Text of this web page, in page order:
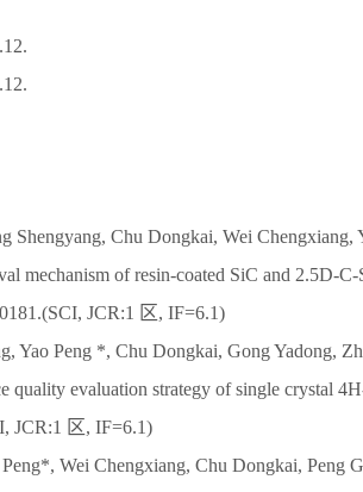
Shengyang, Chu Dongkai, Wei Chengxiang,
mechanism of resin-coated SiC and 2.5D-C-
JCR:1 区, IF=6.1)
Yao Peng *, Chu Dongkai, Gong Yadong,
quality evaluation strategy of single crystal
JCR:1 区, IF=6.1)
Wei Chengxiang, Chu Dongkai, Peng